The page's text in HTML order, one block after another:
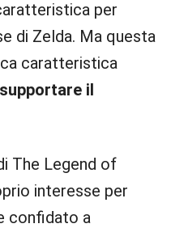
per
di Zelda. Ma questa
caratteristica
il
The Legend of
interesse per
confidato a